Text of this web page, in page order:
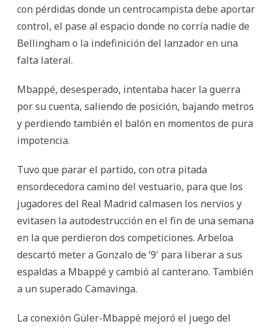
con pérdidas donde un centrocampista debe aportar
control, el pase al espacio donde no corría nadie de
Bellingham o la indefinición del lanzador en una
falta lateral.
Mbappé, desesperado, intentaba hacer la guerra
por su cuenta, saliendo de posición, bajando metros
y perdiendo también el balón en momentos de pura
impotencia.
Tuvo que parar el partido, con otra pitada
ensordecedora camino del vestuario, para que los
jugadores del Real Madrid calmasen los nervios y
evitasen la autodestrucción en el fin de una semana
en la que perdieron dos competiciones. Arbeloa
descartó meter a Gonzalo de ‘9' para liberar a sus
espaldas a Mbappé y cambió al canterano. También
a un superado Camavinga.
La conexión Güler-Mbappé mejoró el juego del